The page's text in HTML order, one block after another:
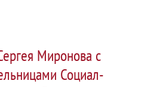
Миронова с
Социал-